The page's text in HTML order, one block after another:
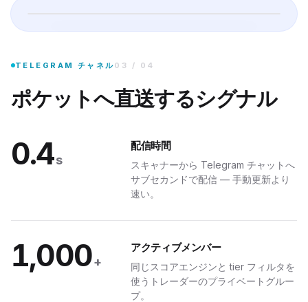
TELEGRAM チャネル03 / 04
ポケットへ直送するシグナル
プライベート Telegram グループに参加すれば、適格なシグナルが秒単
0.4s
配信時間
スキャナーから Telegram チャットへ
サブセカンドで配信 — 手動更新より
速い。
1,000+
アクティブメンバー
同じスコアエンジンと tier フィルタを
使うトレーダーのプライベートグルー
プ。
接続
て公開。MCP 互換クライアントなら自然言語でトレーディングデスクを照会可能